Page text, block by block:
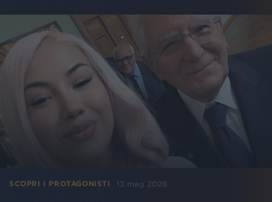
SCOPRI I PROTAGONISTI 13 mag 2026